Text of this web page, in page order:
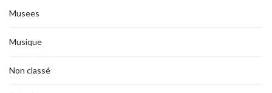
Musees
Musique
Non classé